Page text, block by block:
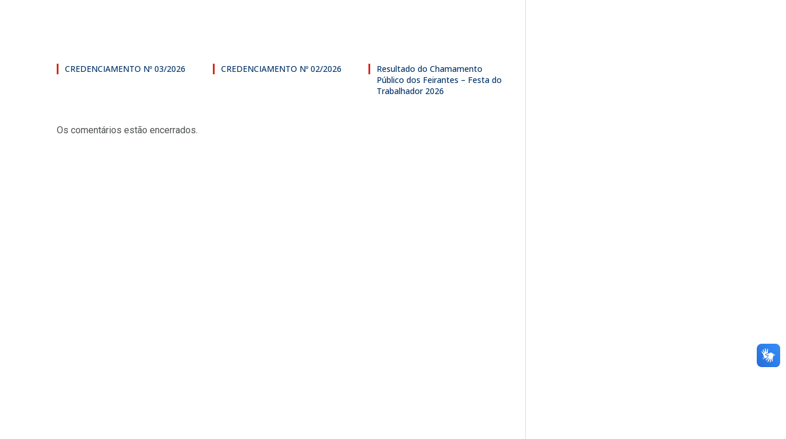
CREDENCIAMENTO Nº 03/2026 CREDENCIAMENTO Nº 02/2026
Resultado do Chamamento
Público dos Feirantes – Festa do
Trabalhador 2026
Os comentários estão encerrados.